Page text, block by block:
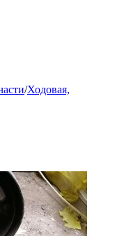
/Ходовая,